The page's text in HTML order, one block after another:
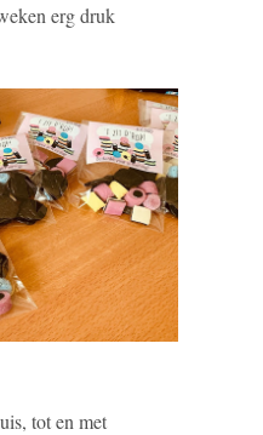
erg druk
tot en met